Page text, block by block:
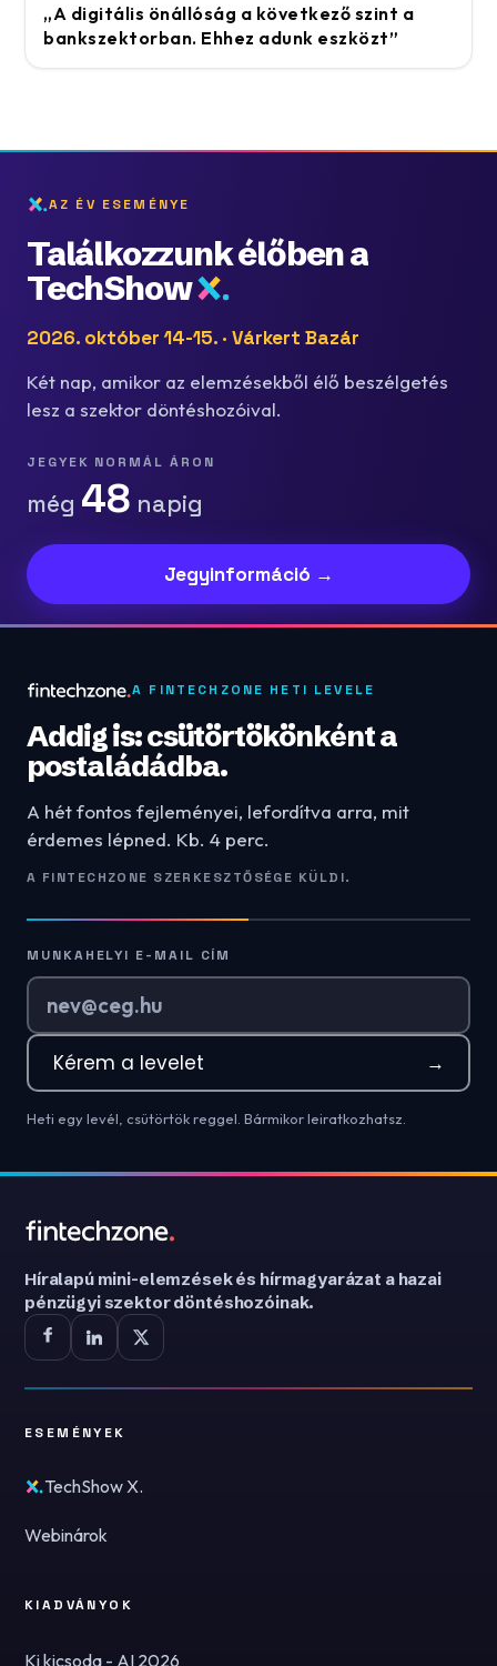
„A digitális önállóság a következő szint a
bankszektorban. Ehhez adunk eszközt”
AZ ÉV ESEMÉNYE
Találkozzunk élőben a
TechShow
2026. október 14-15. · Várkert Bazár
Két nap, amikor az elemzésekből élő beszélgetés
lesz a szektor döntéshozóival.
JEGYEK NORMÁL ÁRON
még 48 napig
Jegyinformáció →
A FINTECHZONE HETI LEVELE
Addig is: csütörtökönként a
postaládádba.
A hét fontos fejleményei, lefordítva arra, mit
érdemes lépned. Kb. 4 perc.
A FINTECHZONE SZERKESZTŐSÉGE KÜLDI.
MUNKAHELYI E-MAIL CÍM
Kérem a levelet →
Heti egy levél, csütörtök reggel. Bármikor leiratkozhatsz.
Híralapú mini-elemzések és hírmagyarázat a hazai
pénzügyi szektor döntéshozóinak.
ESEMÉNYEK
TechShow X.
Webinárok
KIADVÁNYOK
Ki kicsoda - AI 2026